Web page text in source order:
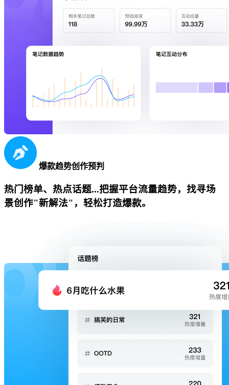
爆款趋势创作预判
热门榜单、热点话题...把握平台流量趋势，找寻场
景创作"新解法"，轻松打造爆款。